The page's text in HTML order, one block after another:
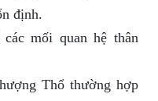
định.
mối quan hệ thân
Thổ thường hợp